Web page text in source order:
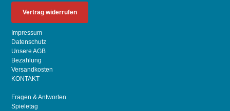
Vertrag widerrufen
Impressum
Datenschutz
Unsere AGB
Bezahlung
Versandkosten
KONTAKT
Fragen & Antworten
Spieletag